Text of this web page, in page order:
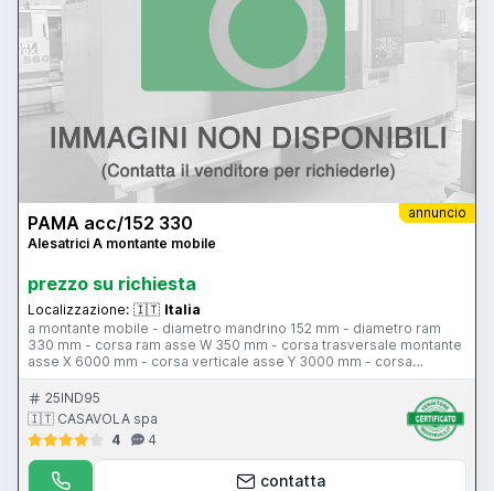
annuncio
PAMA acc/152 330
Alesatrici A montante mobile
prezzo su richiesta
Localizzazione: 🇮🇹 Italia
a montante mobile - diametro mandrino 152 mm - diametro ram
330 mm - corsa ram asse W 350 mm - corsa trasversale montante
asse X 6000 mm - corsa verticale asse Y 3000 mm - corsa
mandrino asse Z 1220 mm - 1 piani di ancoraggio 7000 x 2000 x
400 mm tavola rototraslante Cogis 3000 x 2600 mm - portata
tavola girevole 35000 kg - corsa tavola girevole 1500 mm - 3
gamme velocità mandrino 2-800 giri/min - cono di attacco
mandrino ISO 50 - potenza motore mandrino 30 hp - visualizzatori
3 assi - piattaforma a sfacciare diametro 750 mm - testa di
fresatura verticale
25IND95
🇮🇹 CASAVOLA spa
4
4
contatta